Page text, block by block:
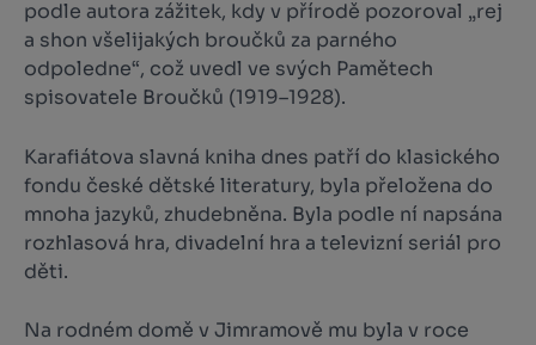
podle autora zážitek, kdy v přírodě pozoroval „rej
a shon všelijakých broučků za parného
odpoledne“, což uvedl ve svých Pamětech
spisovatele Broučků (1919–1928).
Karafiátova slavná kniha dnes patří do klasického
fondu české dětské literatury, byla přeložena do
mnoha jazyků, zhudebněna. Byla podle ní napsána
rozhlasová hra, divadelní hra a televizní seriál pro
děti.
Na rodném domě v Jimramově mu byla v roce